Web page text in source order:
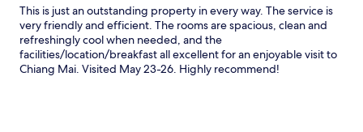
This is just an outstanding property in every way. The service is
very friendly and efficient. The rooms are spacious, clean and
refreshingly cool when needed, and the
facilities/location/breakfast all excellent for an enjoyable visit to
Chiang Mai. Visited May 23-26. Highly recommend!